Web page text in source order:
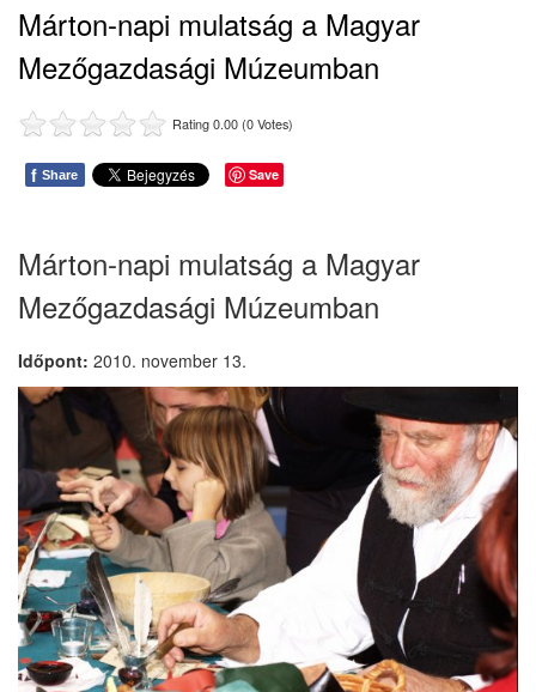
Márton-napi mulatság a Magyar
Mezőgazdasági Múzeumban
Rating 0.00 (0 Votes)
f Share Save
Márton-napi mulatság a Magyar
Mezőgazdasági Múzeumban
Időpont: 2010. november 13.